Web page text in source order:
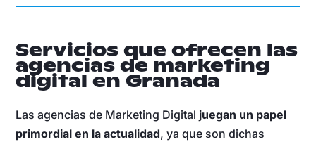
Servicios que ofrecen las
agencias de marketing
digital en Granada
Las agencias de Marketing Digital juegan un papel
primordial en la actualidad, ya que son dichas